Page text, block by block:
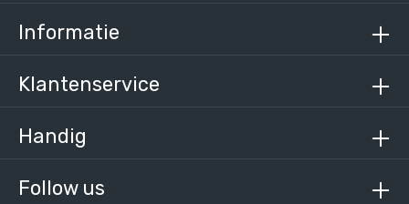
Follow us
Informatie
Klantenservice
Handig